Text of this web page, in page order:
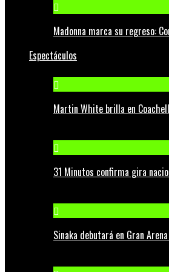
Madonna marca su regreso:
Espectáculos
Martin White brilla en
31 Minutos confirma gira
Sinaka debutará en Gran